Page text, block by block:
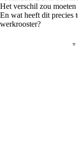
Het verschil zou
En wat heeft dit precies
werkrooster?
▼